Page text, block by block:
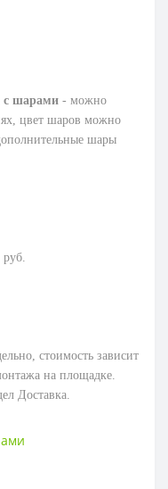
с шарами - можно
цвет шаров можно
шары
руб.
стоимость зависит
на площадке.
Доставка.